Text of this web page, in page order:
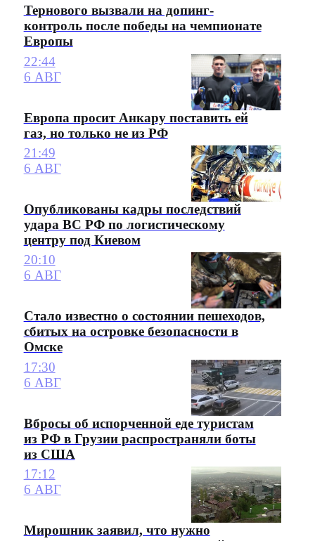
Тернового вызвали на допинг-
контроль после победы на чемпионате
Европы
22:44
6 АВГ
Европа просит Анкару поставить ей
газ, но только не из РФ
21:49
6 АВГ
Опубликованы кадры последствий
удара ВС РФ по логистическому
центру под Киевом
20:10
6 АВГ
Стало известно о состоянии пешеходов,
сбитых на островке безопасности в
Омске
17:30
6 АВГ
Вбросы об испорченной еде туристам
из РФ в Грузии распространяли боты
из США
17:12
6 АВГ
Мирошник заявил, что нужно